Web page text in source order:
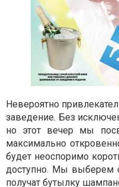
Невероятно
заведение. Без
но этот вечер мы
максимально
будет неоспоримо
доступно. Мы выберем
получат бутылку